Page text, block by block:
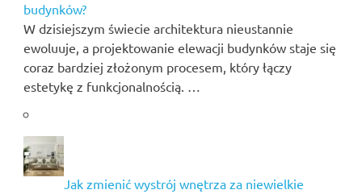
budynków?
W dzisiejszym świecie architektura nieustannie
ewoluuje, a projektowanie elewacji budynków staje się
coraz bardziej złożonym procesem, który łączy
estetykę z funkcjonalnością. …
Jak zmienić wystrój wnętrza za niewielkie